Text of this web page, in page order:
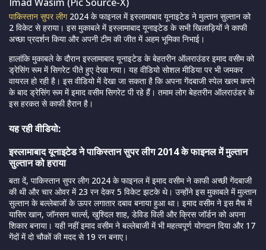
पाकिस्तान सुपर लीग2024 के फाइनल में इस्लामाबाद यूनाइटेड ने मुल्तान सुल्तान को
2 विकेट से हराया। इस मुकाबले में इस्लामाबाद यूनाइटेड के सभी खिलाड़ियों ने काफी
अच्छा प्रदर्शन किया और अपनी टीम की जीत में अहम भूमिका निभाई।
हालांकि मुकाबले के दौरान इस्लामाबाद यूनाइटेड के बेहतरीन ऑलराउंडर इमाद वसीम को
ड्रेसिंग रूम में सिगरेट पीते हुए देखा गया। यह वीडियो सोशल मीडिया पर भी जमकर
वायरल हो रही है। इस वीडियो में देखा जा सकता है कि अपना गेंदबाजी स्पेल खत्म करने
के बाद ड्रेसिंग रूम में इमाद वसीम सिगरेट पी रहे हैं। तमाम लोग बेहतरीन ऑलराउंडर के
इस हरकत से काफी हैरान है।
यह रही वीडियो:
इस्लामाबाद यूनाइटेड ने पाकिस्तान सुपर लीग 2014 के फाइनल में मुल्तान
सुल्तान को हराया
बता दें, पाकिस्तान सुपर लीग 2024 के फाइनल में इमाद वसीम ने काफी अच्छी गेंदबाजी
की थी और चार ओवर में 23 रन देकर 5 विकेट झटके थे। उन्होंने इस मुकाबले में मुल्तान
सुल्तान के बल्लेबाजों के ऊपर लगातार दबाव बनाया हुआ था। इमाद वसीम ने इस मैच में
यासिर खान, जॉनसन चार्ल्स, खुश्दिल शाह, डेविड विली और क्रिस जॉर्डन को अपना
शिकार बनाया। यही नहीं इमाद वसीम ने बल्लेबाजी में भी महत्वपूर्ण योगदान दिया और 17
गेंदों में दो चौकों की मदद से 19 रन बनाए।